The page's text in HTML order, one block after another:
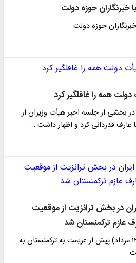
خبرنگاران حوزه دولت
خبرنگاران حوزه دولت
همه را غافلگیر کرد
بخشی از جلسه اخیر هیأت وزیران از
قدردانی کرد و اظهار داشت:…
در بخش ترانزیت از موقعیت
عازم ترکمنستان شد
محمدرضا عارف روز دوشنبه (۱۳ مرداد) پیش از عزیمت به ترکمنستان به